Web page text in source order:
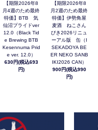
【期限2026年8
月4週のため最終
特価】BTB 気
仙沼プライドver
12.0（Black Tid
e Brewing BTB
Kesennuma Prid
e ver. 12.0）
630円(税込693
円)
【期限2026年8
月2週のため最終
特価】伊勢角屋
麦酒 ねこさん
びき2026リニュ
ーアル版 缶（I
SEKADOYA BE
ER NEKO SANB
IKI2026 CAN）
900円(税込990
円)